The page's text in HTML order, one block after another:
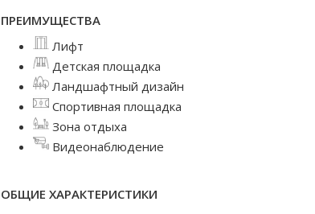
ПРЕИМУЩЕСТВА
Лифт
Детская площадка
Ландшафтный дизайн
Спортивная площадка
Зона отдыха
Видеонаблюдение
ОБЩИЕ ХАРАКТЕРИСТИКИ